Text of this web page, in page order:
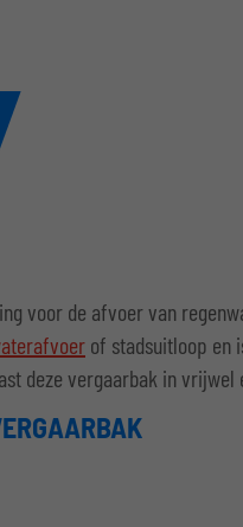
voor de afvoer van
of stadsuitloop en
deze vergaarbak in